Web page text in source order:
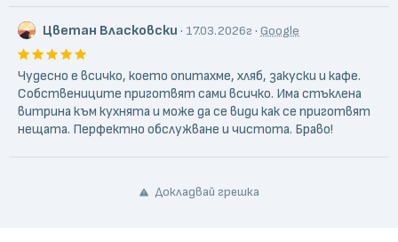
Цветан Власковски · 17.03.2026г · Google
Чудесно е всичко, което опитахме, хляб, закуски и кафе.
Собствениците приготвят сами всичко. Има стъклена
витрина към кухнята и може да се види как се приготвят
нещата. Перфектно обслужване и чистота. Браво!
Докладвай грешка